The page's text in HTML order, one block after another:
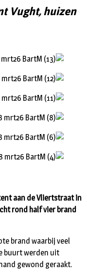
Vught, huizen
aan de Vliertstraat in
rond half vier brand
brand waarbij veel
buurt werden uit
gewond geraakt.